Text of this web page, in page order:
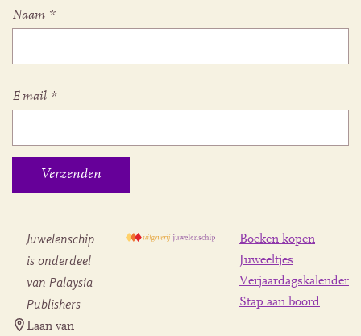
Naam *
E-mail *
Juwelenschip
is onderdeel
van Palaysia
Publishers
Laan van
Boeken kopen
Juweeltjes
Verjaardagskalender
Stap aan boord